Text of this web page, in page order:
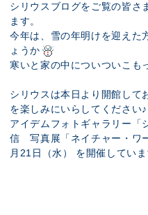
シリウスブログをご覧の皆さ
ます。
今年は、雪の年明けを迎えた
ょうか
寒いと家の中についついこも
シリウスは本日より開館して
を楽しみにいらしてください♪
アイデムフォトギャラリー「
信 写真展「ネイチャー・ワ
月21日（水） を開催していま